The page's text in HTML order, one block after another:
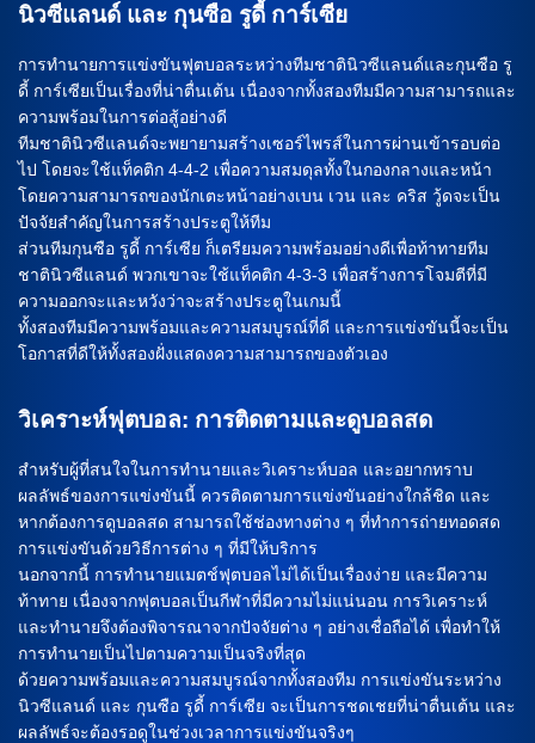
นิวซีแลนด์ และ กุนซือ รูดี้ การ์เซีย
การทำนายการแข่งขันฟุตบอลระหว่างทีมชาตินิวซีแลนด์และกุนซือ รู
ดี้ การ์เซียเป็นเรื่องที่น่าตื่นเต้น เนื่องจากทั้งสองทีมมีความสามารถและ
ความพร้อมในการต่อสู้อย่างดี
ทีมชาตินิวซีแลนด์จะพยายามสร้างเซอร์ไพรส์ในการผ่านเข้ารอบต่อ
ไป โดยจะใช้แท็คติก 4-4-2 เพื่อความสมดุลทั้งในกองกลางและหน้า
โดยความสามารถของนักเตะหน้าอย่างเบน เวน และ คริส วู้ดจะเป็น
ปัจจัยสำคัญในการสร้างประตูให้ทีม
ส่วนทีมกุนซือ รูดี้ การ์เซีย ก็เตรียมความพร้อมอย่างดีเพื่อท้าทายทีม
ชาตินิวซีแลนด์ พวกเขาจะใช้แท็คติก 4-3-3 เพื่อสร้างการโจมตีที่มี
ความออกจะและหวังว่าจะสร้างประตูในเกมนี้
ทั้งสองทีมมีความพร้อมและความสมบูรณ์ที่ดี และการแข่งขันนี้จะเป็น
โอกาสที่ดีให้ทั้งสองฝั่งแสดงความสามารถของตัวเอง
วิเคราะห์ฟุตบอล: การติดตามและดูบอลสด
สำหรับผู้ที่สนใจในการทำนายและวิเคราะห์บอล และอยากทราบ
ผลลัพธ์ของการแข่งขันนี้ ควรติดตามการแข่งขันอย่างใกล้ชิด และ
หากต้องการดูบอลสด สามารถใช้ช่องทางต่าง ๆ ที่ทำการถ่ายทอดสด
การแข่งขันด้วยวิธีการต่าง ๆ ที่มีให้บริการ
นอกจากนี้ การทำนายแมตช์ฟุตบอลไม่ได้เป็นเรื่องง่าย และมีความ
ท้าทาย เนื่องจากฟุตบอลเป็นกีฬาที่มีความไม่แน่นอน การวิเคราะห์
และทำนายจึงต้องพิจารณาจากปัจจัยต่าง ๆ อย่างเชื่อถือได้ เพื่อทำให้
การทำนายเป็นไปตามความเป็นจริงที่สุด
ด้วยความพร้อมและความสมบูรณ์จากทั้งสองทีม การแข่งขันระหว่าง
นิวซีแลนด์ และ กุนซือ รูดี้ การ์เซีย จะเป็นการชดเชยที่น่าตื่นเต้น และ
ผลลัพธ์จะต้องรอดูในช่วงเวลาการแข่งขันจริงๆ